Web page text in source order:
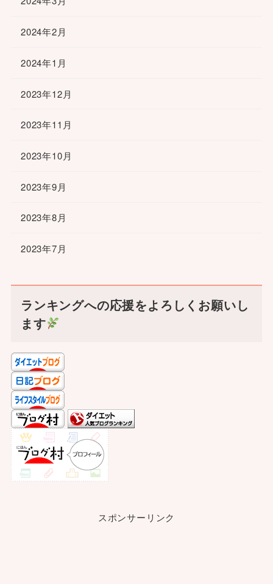
2024年2月
2024年1月
2023年12月
2023年11月
2023年10月
2023年9月
2023年8月
2023年7月
ランキングへの応援をよろしくお願いし
ます
スポンサーリンク